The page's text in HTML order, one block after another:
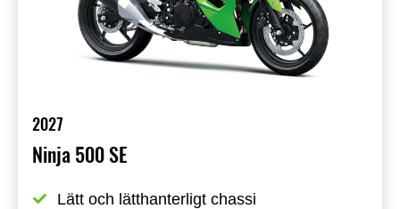
2027
Ninja 500 SE
Lätt och lätthanterligt chassi